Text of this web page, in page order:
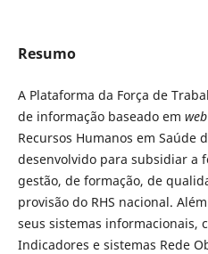
Resumo
A Plataforma da Força de
de informação baseado em web
Recursos Humanos em Saúde
desenvolvido para subsidiar a
gestão, de formação, de
provisão do RHS nacional.
seus sistemas informacionais,
Indicadores e sistemas Rede